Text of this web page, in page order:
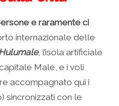
e raramente ci
internazionale delle
, l’isola artificiale
Malè, e i voli
accompagnato qui i
sincronizzati con le